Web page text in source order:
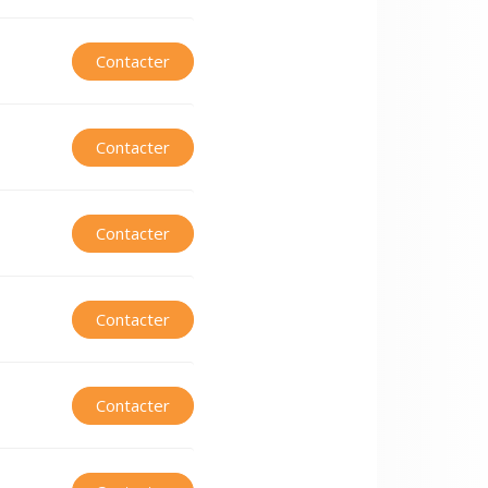
Contacter
Contacter
Contacter
Contacter
Contacter